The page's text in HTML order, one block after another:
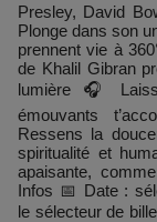
Presley, David
Plonge dans son
prennent vie à
de Khalil Gibran
lumière 🎧
émouvants
Ressens la
spiritualité et
apaisante,
Infos 📅 Date :
le sélecteur de